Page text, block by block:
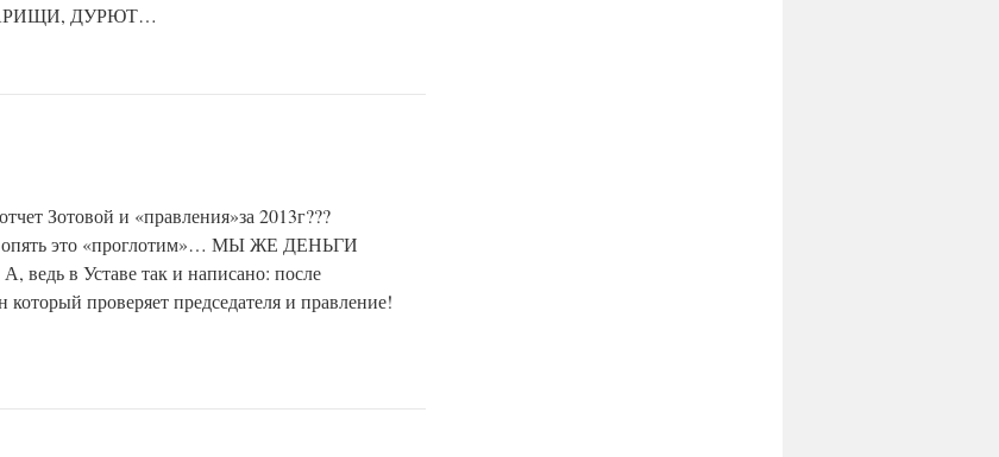
ДУРЮТ…
Зотовой и «правления»за 2013г???
опять это «проглотим»… МЫ ЖЕ ДЕНЬГИ
в Уставе так и написано: после
проверяет председателя и правление!